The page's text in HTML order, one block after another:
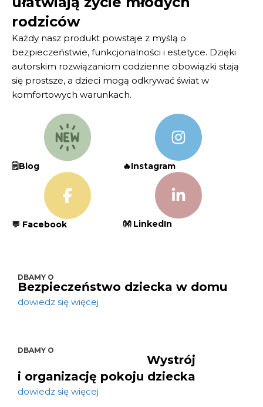
rodziców
Każdy nasz produkt powstaje z myślą o
bezpieczeństwie, funkcjonalności i estetyce. Dzięki
autorskim rozwiązaniom codzienne obowiązki stają
się prostsze, a dzieci mogą odkrywać świat w
komfortowych warunkach.
🗒️Blog 🔥Instagram
💬 Facebook 👐 LinkedIn
DBAMY O
Bezpieczeństwo dziecka w domu
dowiedz się więcej
DBAMY O
Wystrój
i organizację pokoju dziecka
dowiedz się więcej